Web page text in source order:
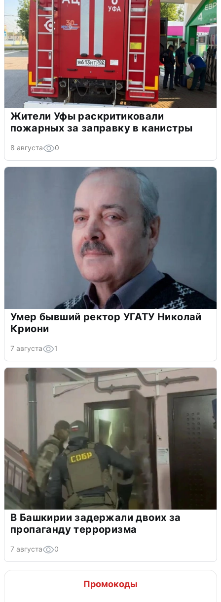
Жители Уфы раскритиковали
пожарных за заправку в канистры
8 августа 0
Умер бывший ректор УГАТУ Николай
Криони
7 августа 1
В Башкирии задержали двоих за
пропаганду терроризма
7 августа 0
Промокоды